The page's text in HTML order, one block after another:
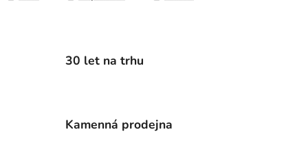
30 let na trhu
Kamenná prodejna